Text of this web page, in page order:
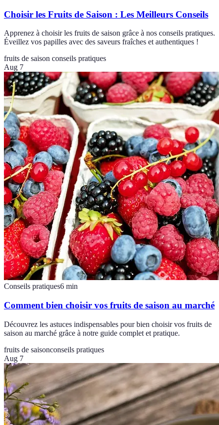
Choisir les Fruits de Saison : Les Meilleurs Conseils
Apprenez à choisir les fruits de saison grâce à nos conseils pratiques.
Éveillez vos papilles avec des saveurs fraîches et authentiques !
fruits de saison conseils pratiques
Aug 7
Conseils pratiques6 min
Comment bien choisir vos fruits de saison au marché
Découvrez les astuces indispensables pour bien choisir vos fruits de
saison au marché grâce à notre guide complet et pratique.
fruits de saisonconseils pratiques
Aug 7